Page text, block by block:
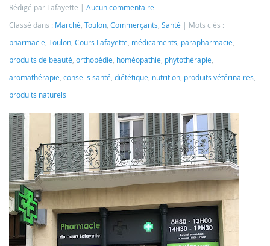
Rédigé par Lafayette
Aucun commentaire
Classé dans : Marché, Toulon, Commerçants, Santé
Mots clés :
pharmacie, Toulon, Cours Lafayette, médicaments, parapharmacie,
produits de beauté, orthopédie, homéopathie, phytothérapie,
aromathérapie, conseils santé, diététique, nutrition, produits vétérinaires,
produits naturels